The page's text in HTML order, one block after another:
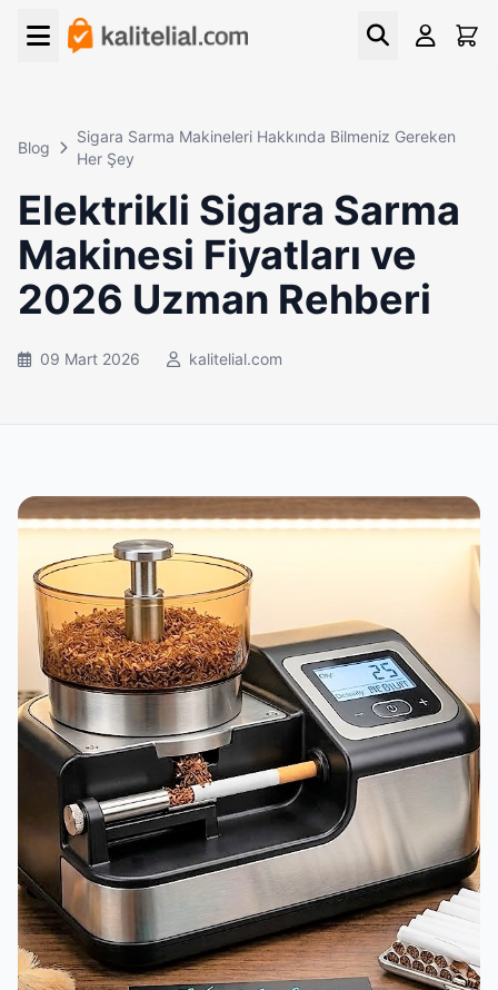
Blog
Sigara Sarma Makineleri Hakkında Bilmeniz Gereken
Her Şey
Elektrikli Sigara Sarma
Makinesi Fiyatları ve
2026 Uzman Rehberi
09 Mart 2026 kalitelial.com